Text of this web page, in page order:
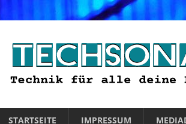
STARTSEITE IMPRESSUM